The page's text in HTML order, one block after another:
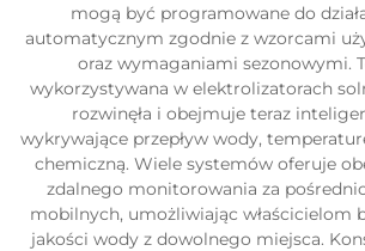
mogą być programowane do
automatycznym zgodnie z wzorcami
oraz wymaganiami sezonowymi.
wykorzystywana w elektrolizatorach
rozwinęła i obejmuje teraz
wykrywające przepływ wody,
chemiczną. Wiele systemów oferuje
zdalnego monitorowania za
mobilnych, umożliwiając właścicielom
jakości wody z dowolnego miejsca.